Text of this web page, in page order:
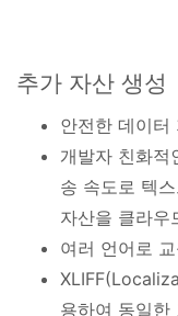
추가 자산 생성
안전한 데이터
개발자 친화적
송 속도로 텍
자산을 클라우
여러 언어로
용하여 동일한